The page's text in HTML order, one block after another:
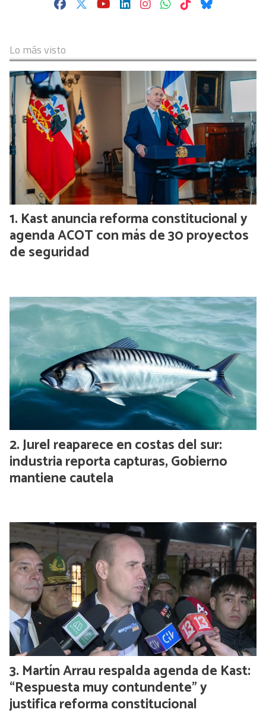
Lo más visto
Kast anuncia reforma constitucional y
agenda ACOT con más de 30 proyectos
de seguridad
Jurel reaparece en costas del sur:
industria reporta capturas, Gobierno
mantiene cautela
Martín Arrau respalda agenda de Kast:
“Respuesta muy contundente” y
justifica reforma constitucional